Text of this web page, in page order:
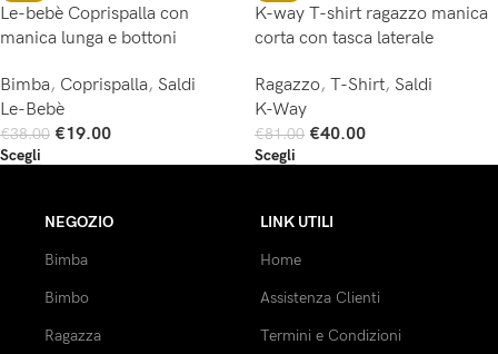
Le-bebè Coprispalla con
manica lunga e bottoni
Bimba, Coprispalla, Saldi
Le-Bebè
€38.00 €19.00
Scegli
K-way T-shirt ragazzo manica
corta con tasca laterale
Ragazzo, T-Shirt, Saldi
K-Way
€81.00 €40.00
Scegli
NEGOZIO
Bimba
Bimbo
Ragazza
LINK UTILI
Home
Assistenza Clienti
Termini e Condizioni